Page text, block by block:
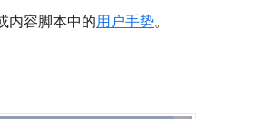
内容脚本中的用户手势。